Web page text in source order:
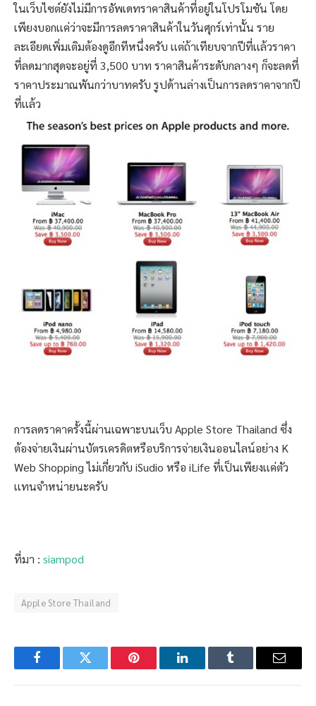
ในเว็บไซต์ยังไม่มีการอัพเดทราคาสินค้าที่อยู่ในโปรโมชัน โดย
เพียงบอกเเค่ว่าจะมีการลดราคาสินค้าในวันศุกร์เท่านั้น ราย
ละเอียดเพิ่มเติมต้องดูอีกทีหนึ่งครับ เเต่ถ้าเทียบจากปีที่เเล้วราคา
ที่ลดมากสุดจะอยู่ที่ 3,500 บาท ราคาสินค้าระดับกลางๆ ก็จะลดที่
ราคาประมาณพันกว่าบาทครับ รูปด้านล่างเป็นการลดราคาจากปี
ที่เเล้ว
การลดราคาครั้งนี้ผ่านเฉพาะบนเว็บ Apple Store Thailand ซึ่ง
ต้องจ่ายเงินผ่านบัตรเครดิตหรือบริการจ่ายเงินออนไลน์อย่าง K
Web Shopping ไม่เกี่ยวกับ iSudio หรือ iLife ที่เป็นเพียงเเค่ตัว
เเทนจำหน่ายนะครับ
ที่มา : siampod
Apple Store Thailand
FacebookTwitter Pinterest LinkedInTumblr Email